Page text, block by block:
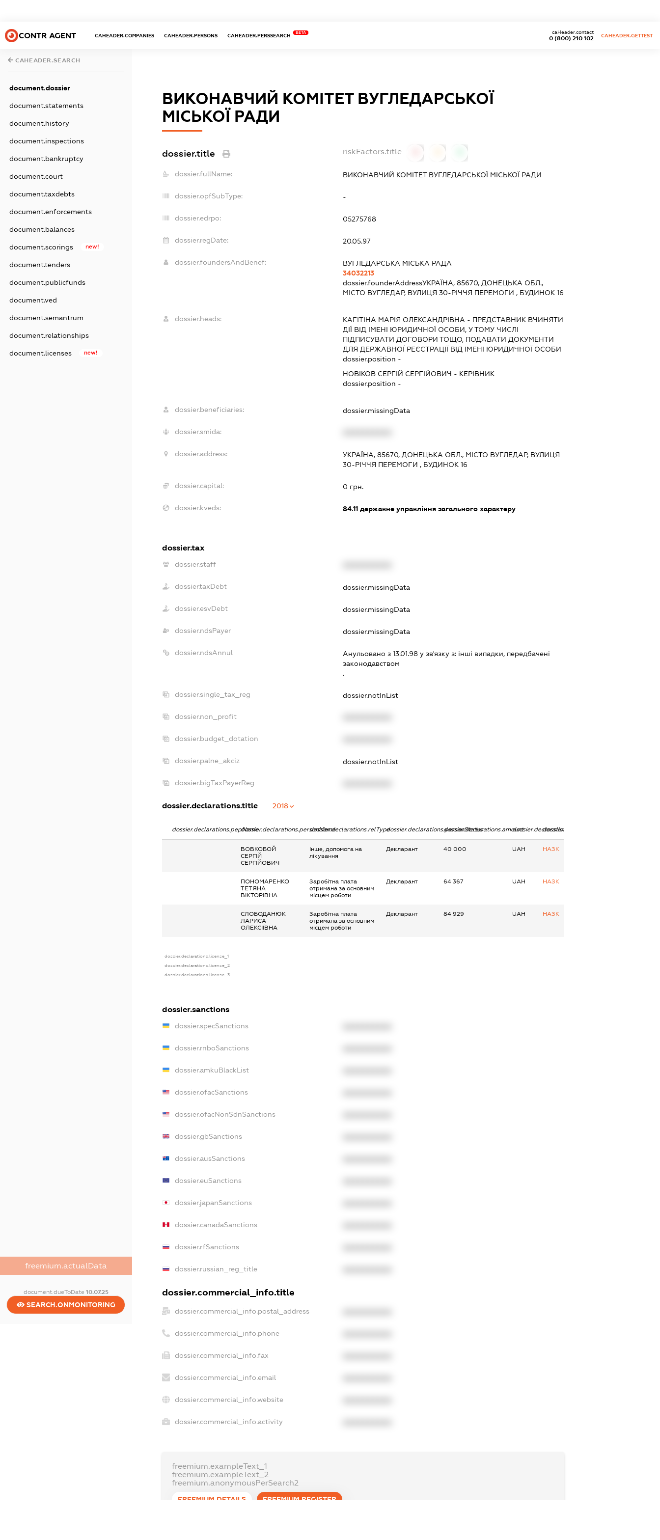
CONTR AGENT CAHEADER.COMPANIES CAHEADER.PERSONS CAHEADER.PERSSEARCH
BETA
0 (800) 210 102
caHeader.contact
CAHEADER.GETTEST
CAHEADER.SEARCH
document.dossier
document.statements
document.history
document.inspections
document.bankruptcy
document.court
document.taxdebts
document.enforcements
document.balances
document.scorings new!
document.tenders
document.publicfunds
document.ved
document.semantrum
document.relationships
document.licenses new!
freemium.actualData
document.dueToDate 10.07.25
SEARCH.ONMONITORING
ВИКОНАВЧИЙ КОМІТЕТ ВУГЛЕДАРСЬКОЇ
МІСЬКОЇ РАДИ
dossier.title riskFactors.title
dossier.fullName: ВИКОНАВЧИЙ КОМІТЕТ ВУГЛЕДАРСЬКОЇ МІСЬКОЇ РАДИ
dossier.opfSubType: -
dossier.edrpo: 05275768
dossier.regDate: 20.05.97
dossier.foundersAndBenef:
ВУГЛЕДАРСЬКА МІСЬКА РАДА
34032213
dossier.founderAddressУКРАЇНА, 85670, ДОНЕЦЬКА ОБЛ.,
МІСТО ВУГЛЕДАР, ВУЛИЦЯ 30-РІЧЧЯ ПЕРЕМОГИ , БУДИНОК 16
dossier.heads: КАГІТІНА МАРІЯ ОЛЕКСАНДРІВНА - ПРЕДСТАВНИК ВЧИНЯТИ
ДІЇ ВІД ІМЕНІ ЮРИДИЧНОЇ ОСОБИ, У ТОМУ ЧИСЛІ
ПІДПИСУВАТИ ДОГОВОРИ ТОЩО, ПОДАВАТИ ДОКУМЕНТИ
ДЛЯ ДЕРЖАВНОЇ РЕЄСТРАЦІЇ ВІД ІМЕНІ ЮРИДИЧНОЇ ОСОБИ
dossier.position -
НОВІКОВ СЕРГІЙ СЕРГІЙОВИЧ - КЕРІВНИК
dossier.position -
dossier.beneficiaries: dossier.missingData
dossier.smida:
dossier.address:
УКРАЇНА, 85670, ДОНЕЦЬКА ОБЛ., МІСТО ВУГЛЕДАР, ВУЛИЦЯ
30-РІЧЧЯ ПЕРЕМОГИ , БУДИНОК 16
dossier.capital: 0 грн.
dossier.kveds: 84.11 державне управління загального характеру
dossier.tax
dossier.staff
dossier.taxDebt dossier.missingData
dossier.esvDebt dossier.missingData
dossier.ndsPayer dossier.missingData
dossier.ndsAnnul Анульовано з 13.01.98 у зв'язку з: iншi випадки, передбаченi
законодавством
.
dossier.single_tax_reg dossier.notInList
dossier.non_profit
dossier.budget_dotation
dossier.palne_akciz dossier.notInList
dossier.bigTaxPayerReg
dossier.declarations.title 2018
dossier.declarations.pepNamedossier.declarations.personNamedossier.declarations.relTypedossier.declarations.personStatusdossier.declarations.amountdossier.declarations.currency
dossier.declarations.source
ВОВКОБОЙ
СЕРГІЙ
СЕРГІЙОВИЧ
Інше, допомога на
лікування
Декларант 40 000 UAH НАЗК
ПОНОМАРЕНКО
ТЕТЯНА
ВІКТОРІВНА
Заробітна плата
отримана за основним
місцем роботи
Декларант 64 367 UAH НАЗК
СЛОБОДАНЮК
ЛАРИСА
ОЛЕКСІЇВНА
Заробітна плата
отримана за основним
місцем роботи
Декларант 84 929 UAH НАЗК
dossier.declarations.license_1
dossier.declarations.license_2
dossier.declarations.license_3
dossier.sanctions
dossier.specSanctions
dossier.rnboSanctions
dossier.amkuBlackList
dossier.ofacSanctions
dossier.ofacNonSdnSanctions
dossier.gbSanctions
dossier.ausSanctions
dossier.euSanctions
dossier.japanSanctions
dossier.canadaSanctions
dossier.rfSanctions
dossier.russian_reg_title
dossier.commercial_info.title
dossier.commercial_info.postal_address
dossier.commercial_info.phone
dossier.commercial_info.fax
dossier.commercial_info.email
dossier.commercial_info.website
dossier.commercial_info.activity
freemium.exampleText_1
freemium.exampleText_2
freemium.anonymousPerSearch2
FREEMIUM.DETAILS FREEMIUM.REGISTER